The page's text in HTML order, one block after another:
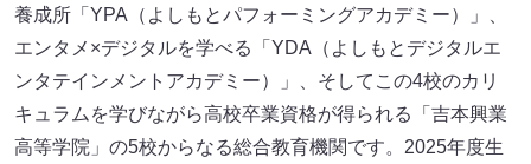
養成所「YPA（よしもとパフォーミングアカデミー）」、
エンタメ×デジタルを学べる「YDA（よしもとデジタルエ
ンタテインメントアカデミー）」、そしてこの4校のカリ
キュラムを学びながら高校卒業資格が得られる「吉本興業
高等学院」の5校からなる総合教育機関です。2025年度生